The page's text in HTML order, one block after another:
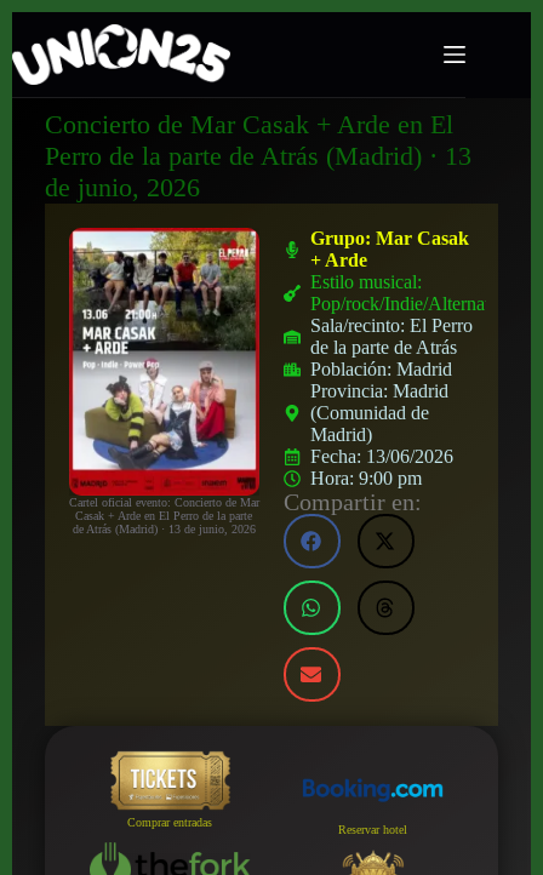
Concierto de Mar Casak + Arde en El
Perro de la parte de Atrás (Madrid) · 13
de junio, 2026
Cartel oficial evento: Concierto de Mar
Casak + Arde en El Perro de la parte
de Atrás (Madrid) · 13 de junio, 2026
Grupo:Mar Casak
+ Arde
Estilo musical:
Pop/rock/Indie/Alternativo
Sala/recinto:El Perro
de la parte de Atrás
Población:Madrid
Provincia:Madrid
(Comunidad de
Madrid)
Fecha: 13/06/2026
Hora:9:00 pm
Compartir en:
Comprar entradas
Reservar hotel